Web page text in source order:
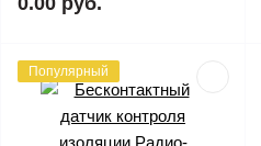
Популярный